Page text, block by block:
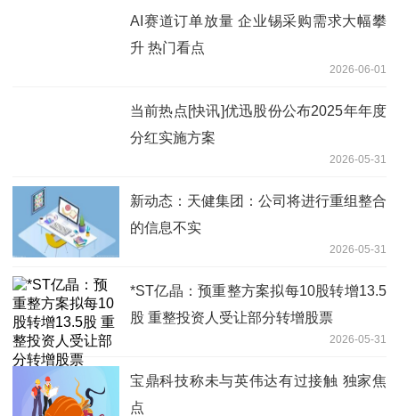
AI赛道订单放量 企业锡采购需求大幅攀
升 热门看点
2026-06-01
当前热点[快讯]优迅股份公布2025年年度
分红实施方案
2026-05-31
新动态：天健集团：公司将进行重组整合
的信息不实
2026-05-31
*ST亿晶：预重整方案拟每10股转增13.5
股 重整投资人受让部分转增股票
2026-05-31
宝鼎科技称未与英伟达有过接触 独家焦
点